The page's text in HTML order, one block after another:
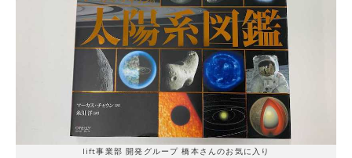
lift事業部 開発グループ 橋本さんのお気に入り